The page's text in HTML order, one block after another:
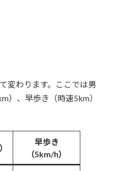
変わります。ここでは男
）、早歩き（時速5km）
早歩き
（5km/h）